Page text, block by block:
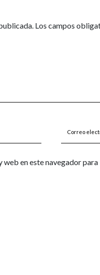
Los campos
electrónico*
en este navegador